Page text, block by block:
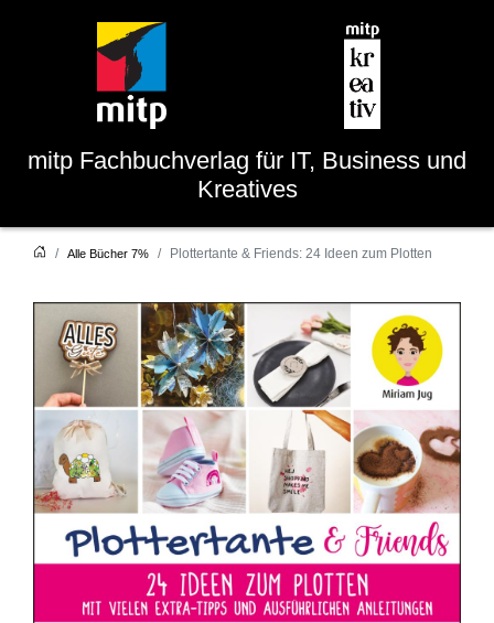
mitp Fachbuchverlag für IT, Business und
Kreatives
Alle Bücher 7% Plottertante & Friends: 24 Ideen zum Plotten